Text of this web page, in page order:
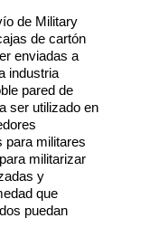
de Military
de cartón
enviadas a
industria
pared de
ser utilizado en
para militares
militarizar
y
que
puedan